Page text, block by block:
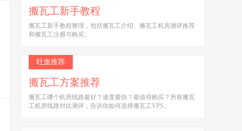
搬瓦工新手教程
搬瓦工新手教程整理，包括搬瓦工介绍、搬瓦工机房测评推荐
和搬瓦工注册与购买。
吐血推荐
搬瓦工方案推荐
搬瓦工哪个机房线路最好？速度最快？最值得购买？所有搬瓦
工机房线路对比测评，告诉你如何选择搬瓦工VPS。